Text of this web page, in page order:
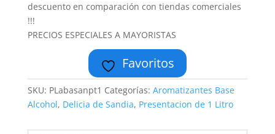
descuento en comparación con tiendas comerciales
!!!
PRECIOS ESPECIALES A MAYORISTAS
Favoritos
SKU: PLabasanpt1 Categorías: Aromatizantes Base
Alcohol, Delicia de Sandia, Presentacion de 1 Litro